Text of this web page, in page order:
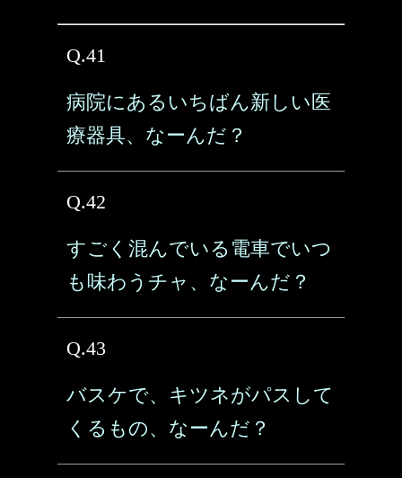
Q.41
病院にあるいちばん新しい医
療器具、なーんだ？
Q.42
すごく混んでいる電車でいつ
も味わうチャ、なーんだ？
Q.43
バスケで、キツネがパスして
くるもの、なーんだ？